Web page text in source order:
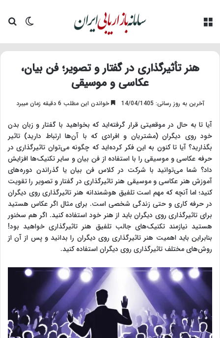
تغییر
هنر تأثیرگذاری در گفتار و تصویر؛ فن بیان،
عکاسی و موسیقی
آخرین به روز رسانی: 14/04/1405 خواندن این مطلب 6 دقیقه زمان میبرد
آیا تا به حال در موقعیتی قرار گرفته‌اید که بخواهید با گفتار و زبان بدن
خود روی دیگران (مشتریان و افرادی که با آن‌ها ارتباط دارید) تاثیر
بگذارید؟ آیا تا کنون به این فکر کرده‌اید که چگونه می‌توان تاثیرگذاری در
حرفه عکاسی و موسیقی را با استفاده از فن بیان و سایر تکنیک‌ها افزایش
داد؟ شما می‌توانید با شرکت در کلاس فن بیان یا گذراندن دوره‌های
آموزش هنر عکاسی و موسیقی هنر تاثیرگذاری در گفتار و تصویر را تقویت
کنید؛ اما آنچه که مهم است تلفیق هوشمندانه هنر تاثیرگذاری روی دیگران
در حرفه کاری و حتی زندگی شخصی است. برای مثال اگر عکاس هستید
برای تاثیرگذاری روی دیگران باید از هنر خود استفاده کنید. اگر هم سخنور
هستید نیازمند تکنیک‌های جالب تلفیق هنر تاثیرگذاری خواهید بود!
بنابراین باید اهمیت هنر تاثیرگذاری روی دیگران را بدانید و پس از آن از
روش‌های مختلف تاثیرگذاری روی دیگران استفاده کنید.